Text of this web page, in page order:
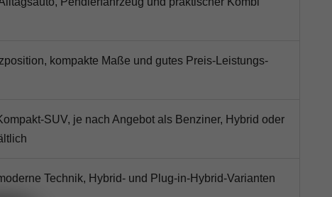
kompakte Maße und gutes Preis-Leistungs-
SUV, je nach Angebot als Benziner, Hybrid oder
Technik, Hybrid- und Plug-in-Hybrid-Varianten